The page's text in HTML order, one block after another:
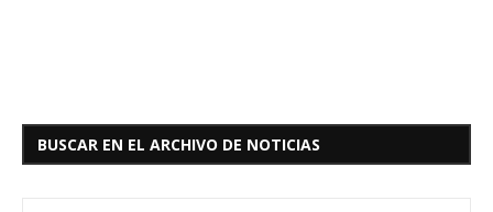
BUSCAR EN EL ARCHIVO DE NOTICIAS